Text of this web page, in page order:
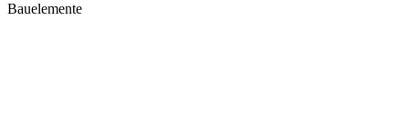
Bauelemente